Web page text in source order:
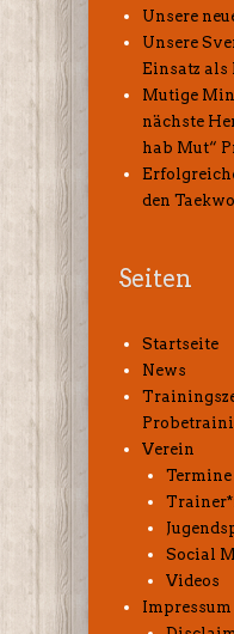
Unsere
Unsere
Einsatz
Mutige
nächste
hab Mut“
den
Seiten
Startseite
News
Verein
Termine
Social
Videos
Impressum